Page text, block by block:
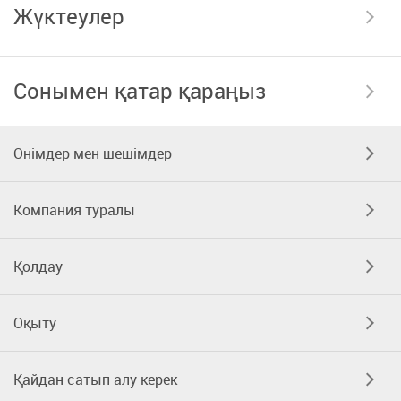
Жүктеулер
Сонымен қатар қараңыз
Өнімдер мен шешімдер
Компания туралы
Қолдау
Оқыту
Қайдан сатып алу керек